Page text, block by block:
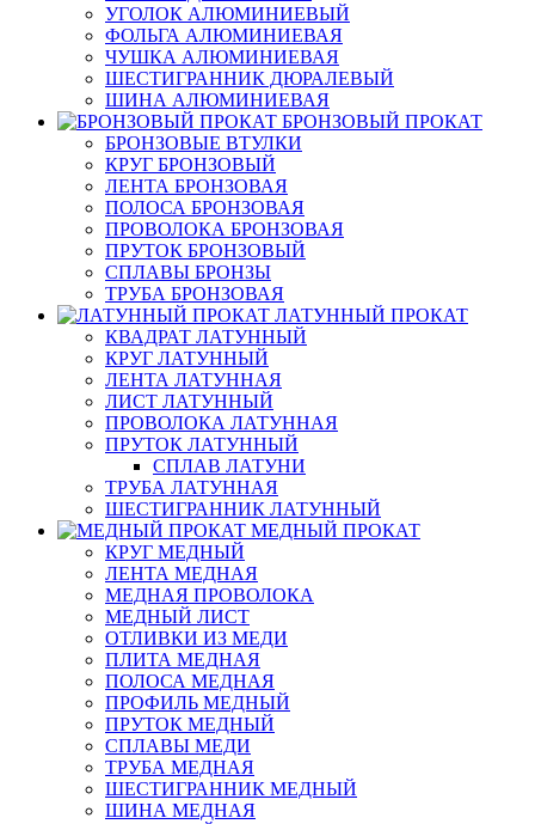
УГОЛОК АЛЮМИНИЕВЫЙ
ФОЛЬГА АЛЮМИНИЕВАЯ
ЧУШКА АЛЮМИНИЕВАЯ
ШЕСТИГРАННИК ДЮРАЛЕВЫЙ
ШИНА АЛЮМИНИЕВАЯ
БРОНЗОВЫЙ ПРОКАТ
БРОНЗОВЫЕ ВТУЛКИ
КРУГ БРОНЗОВЫЙ
ЛЕНТА БРОНЗОВАЯ
ПОЛОСА БРОНЗОВАЯ
ПРОВОЛОКА БРОНЗОВАЯ
ПРУТОК БРОНЗОВЫЙ
СПЛАВЫ БРОНЗЫ
ТРУБА БРОНЗОВАЯ
ЛАТУННЫЙ ПРОКАТ
КВАДРАТ ЛАТУННЫЙ
КРУГ ЛАТУННЫЙ
ЛЕНТА ЛАТУННАЯ
ЛИСТ ЛАТУННЫЙ
ПРОВОЛОКА ЛАТУННАЯ
ПРУТОК ЛАТУННЫЙ
СПЛАВ ЛАТУНИ
ТРУБА ЛАТУННАЯ
ШЕСТИГРАННИК ЛАТУННЫЙ
МЕДНЫЙ ПРОКАТ
КРУГ МЕДНЫЙ
ЛЕНТА МЕДНАЯ
МЕДНАЯ ПРОВОЛОКА
МЕДНЫЙ ЛИСТ
ОТЛИВКИ ИЗ МЕДИ
ПЛИТА МЕДНАЯ
ПОЛОСА МЕДНАЯ
ПРОФИЛЬ МЕДНЫЙ
ПРУТОК МЕДНЫЙ
СПЛАВЫ МЕДИ
ТРУБА МЕДНАЯ
ШЕСТИГРАННИК МЕДНЫЙ
ШИНА МЕДНАЯ